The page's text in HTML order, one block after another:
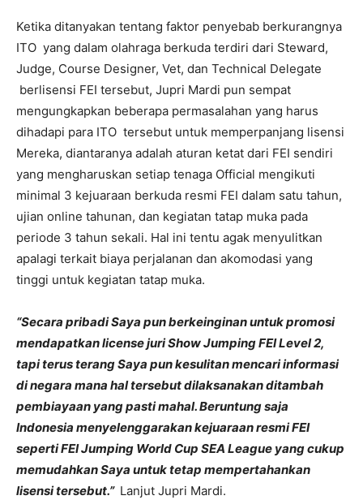
Ketika ditanyakan tentang faktor penyebab berkurangnya
ITO yang dalam olahraga berkuda terdiri dari Steward,
Judge, Course Designer, Vet, dan Technical Delegate
berlisensi FEI tersebut, Jupri Mardi pun sempat
mengungkapkan beberapa permasalahan yang harus
dihadapi para ITO tersebut untuk memperpanjang lisensi
Mereka, diantaranya adalah aturan ketat dari FEI sendiri
yang mengharuskan setiap tenaga Official mengikuti
minimal 3 kejuaraan berkuda resmi FEI dalam satu tahun,
ujian online tahunan, dan kegiatan tatap muka pada
periode 3 tahun sekali. Hal ini tentu agak menyulitkan
apalagi terkait biaya perjalanan dan akomodasi yang
tinggi untuk kegiatan tatap muka.
“Secara pribadi Saya pun berkeinginan untuk promosi
mendapatkan license juri Show Jumping FEI Level 2,
tapi terus terang Saya pun kesulitan mencari informasi
di negara mana hal tersebut dilaksanakan ditambah
pembiayaan yang pasti mahal. Beruntung saja
Indonesia menyelenggarakan kejuaraan resmi FEI
seperti FEI Jumping World Cup SEA League yang cukup
memudahkan Saya untuk tetap mempertahankan
lisensi tersebut.” Lanjut Jupri Mardi.